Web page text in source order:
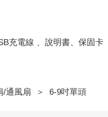
充電線 、說明書、保固卡
/通風扇 ＞ 6-9吋單頭